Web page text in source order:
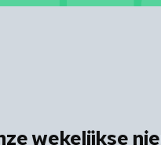
wekelijkse